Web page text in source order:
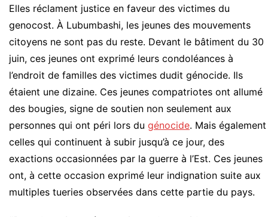
Elles réclament justice en faveur des victimes du
genocost. À Lubumbashi, les jeunes des mouvements
citoyens ne sont pas du reste. Devant le bâtiment du 30
juin, ces jeunes ont exprimé leurs condoléances à
l’endroit de familles des victimes dudit génocide. Ils
étaient une dizaine. Ces jeunes compatriotes ont allumé
des bougies, signe de soutien non seulement aux
personnes qui ont péri lors du génocide. Mais également
celles qui continuent à subir jusqu’à ce jour, des
exactions occasionnées par la guerre à l’Est. Ces jeunes
ont, à cette occasion exprimé leur indignation suite aux
multiples tueries observées dans cette partie du pays.